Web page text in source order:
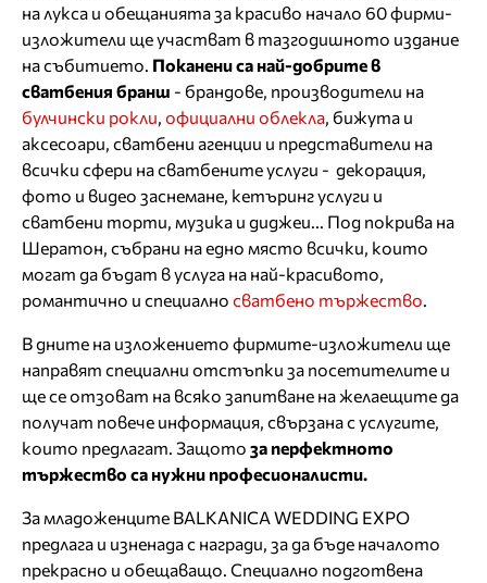
на лукса и обещанията за красиво начало 60 фирми-
изложители ще участват в тазгодишното издание
на събитието. Поканени са най-добрите в
сватбения бранш - брандове, производители на
булчински рокли официални облекла , бижута и
аксесоари, сватбени агенции и представители на
всички сфери на сватбените услуги - декорация,
фото и видео заснемане, кетъринг услуги и
сватбени торти, музика и диджеи... Под покрива на
Шератон, събрани на едно място всички, които
могат да бъдат в услуга на най-красивото,
романтично и специално сватбено тържество
В дните на изложението фирмите-изложители ще
направят специални отстъпки за посетителите и
ще се отзоват на всяко запитване на желаещите да
получат повече информация, свързана с услугите,
които предлагат. Защото за перфектното
тържество са нужни професионалисти.
За младоженците BALKANICA WEDDING EXPO
предлага и изненада с награди, за да бъде началото
прекрасно и обещаващо. Специално подготвена